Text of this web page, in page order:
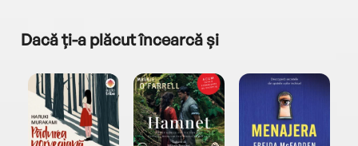
Dacă ți-a plăcut încearcă și